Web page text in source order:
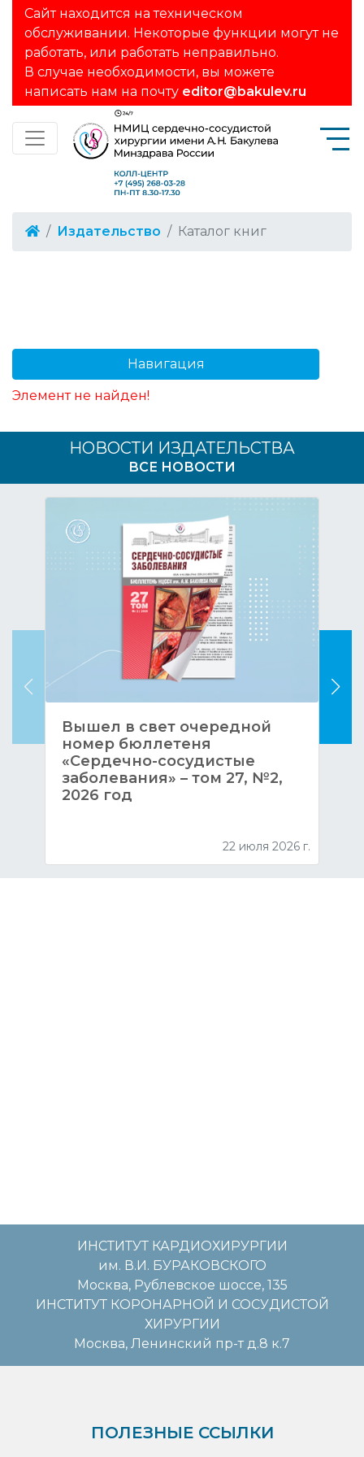
Сайт находится на техническом
обслуживании. Некоторые функции могут не
работать, или работать неправильно.
В случае необходимости, вы можете
написать нам на почту editor@bakulev.ru
Издательство Каталог книг
Навигация
Элемент не найден!
НОВОСТИ ИЗДАТЕЛЬСТВА
ВСЕ НОВОСТИ
Вышел в свет очередной
номер бюллетеня
«Сердечно-сосудистые
заболевания» – том 27, №2,
2026 год
22 июля 2026 г.
ИНСТИТУТ КАРДИОХИРУРГИИ
им. В.И. БУРАКОВСКОГО
Москва, Рублевское шоссе, 135
ИНСТИТУТ КОРОНАРНОЙ И СОСУДИСТОЙ
ХИРУРГИИ
Москва, Ленинский пр-т д.8 к.7
ПОЛЕЗНЫЕ ССЫЛКИ